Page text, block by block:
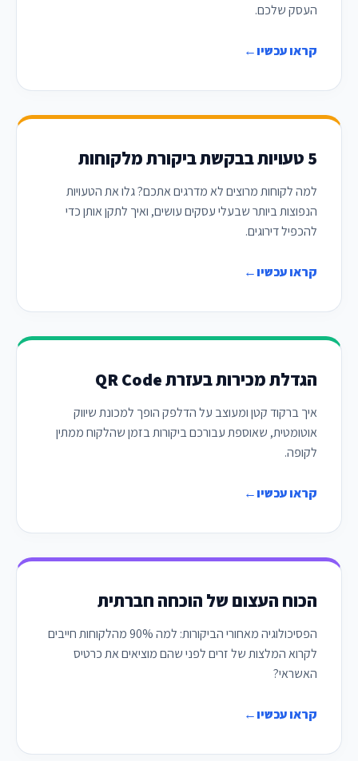
העסק שלכם.
קראו עכשיו←
5 טעויות בבקשת ביקורת מלקוחות
למה לקוחות מרוצים לא מדרגים אתכם? גלו את הטעויות
הנפוצות ביותר שבעלי עסקים עושים, ואיך לתקן אותן כדי
להכפיל דירוגים.
קראו עכשיו←
הגדלת מכירות בעזרת QR Code
איך ברקוד קטן ומעוצב על הדלפק הופך למכונת שיווק
אוטומטית, שאוספת עבורכם ביקורות בזמן שהלקוח ממתין
לקופה.
קראו עכשיו←
הכוח העצום של הוכחה חברתית
הפסיכולוגיה מאחורי הביקורות: למה 90% מהלקוחות חייבים
לקרוא המלצות של זרים לפני שהם מוציאים את כרטיס
האשראי?
קראו עכשיו←